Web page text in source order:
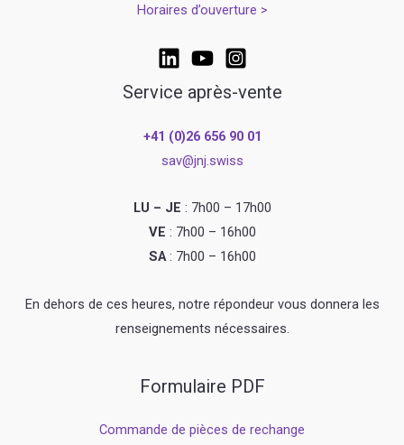
Horaires d’ouverture >
Service après-vente
+41 (0)26 656 90 01
sav@jnj.swiss
LU – JE : 7h00 – 17h00
VE : 7h00 – 16h00
SA: 7h00 – 16h00
En dehors de ces heures, notre répondeur vous donnera les
renseignements nécessaires.
Formulaire PDF
Commande de pièces de rechange